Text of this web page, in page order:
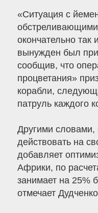
«Ситуация с
окончательно
вынужден был
сообщив, что
процветания»
корабли,
патруль каждого
Другими
действовать на
добавляет
Африки, по
занимает на 25%
отмечает